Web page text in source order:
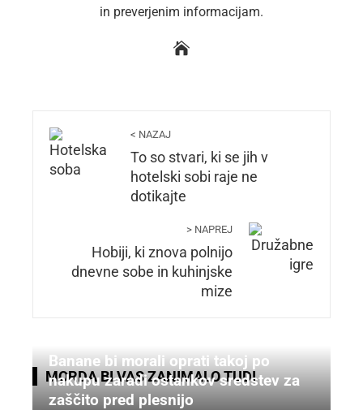
in preverjenim informacijam.
< NAZAJ
To so stvari, ki se jih v
hotelski sobi raje ne
dotikajte
> NAPREJ
Hobiji, ki znova polnijo
dnevne sobe in kuhinjske
mize
MORDA BI VAS ZANIMALO TUDI
Banane bi morali oprati takoj po
nakupu zaradi ostankov sredstev za
zaščito pred plesnijo